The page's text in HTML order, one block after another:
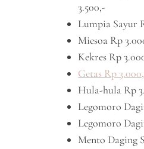
3.500,-
Lumpia Sayur
Miesoa Rp
Kekres Rp
Getas Rp
Hula-hula Rp
Legomoro
Legomoro
Mento Daging